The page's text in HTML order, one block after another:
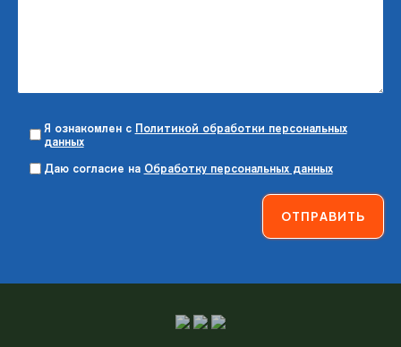
Я ознакомлен с Политикой обработки персональных
данных
Даю согласие на Обработку персональных данных